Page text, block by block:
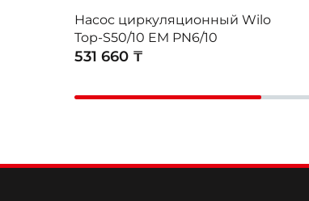
Насос циркуляционный Wilo
Top-S50/10 EM PN6/10
531 660 ₸